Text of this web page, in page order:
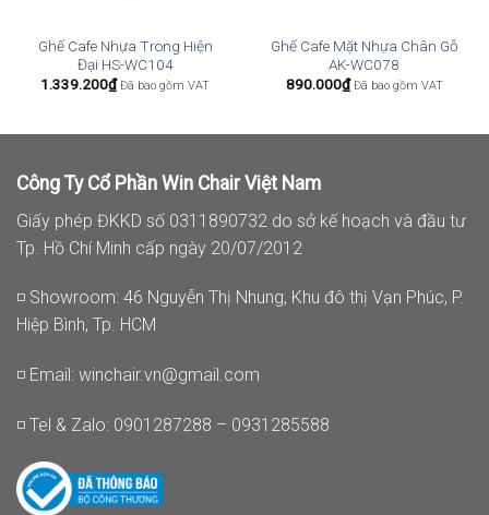
Ghế Cafe Nhựa Trong Hiện
Đại HS-WC104
1.339.200₫ Đã bao gồm VAT
Ghế Cafe Mặt Nhựa Chân Gỗ
AK-WC078
890.000₫ Đã bao gồm VAT
Công Ty Cổ Phần Win Chair Việt Nam
Giấy phép ĐKKD số 0311890732 do sở kế hoạch và đầu tư
Tp. Hồ Chí Minh cấp ngày 20/07/2012
◽ Showroom: 46 Nguyễn Thị Nhung, Khu đô thị Vạn Phúc, P.
Hiệp Bình, Tp. HCM
◽ Email: winchair.vn@gmail.com
◽ Tel & Zalo: 0901287288 – 0931285588